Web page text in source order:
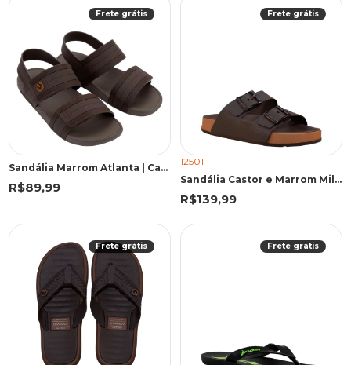
Frete grátis
Sandália Marrom Atlanta | Cartago
R$89,99
Frete grátis
12501
Sandália Castor e Marrom Milão Plus | Cartago
R$139,99
Frete grátis Frete grátis